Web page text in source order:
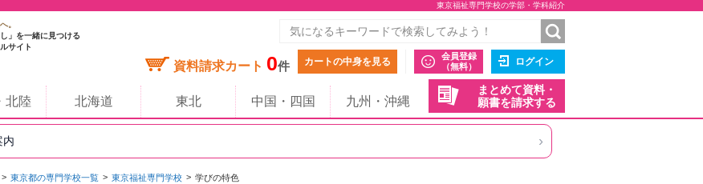
東京福祉専門学校の学部・学科紹介
。
」を一緒に見つける
サイト
資料請求カート 0件 カートの中身を見る
会員登録
（無料）
ログイン
まとめて資料・
願書を請求する
北陸 北海道 東北 中国・四国 九州・沖縄
内 ›
東京都の専門学校一覧 東京福祉専門学校 学びの特色